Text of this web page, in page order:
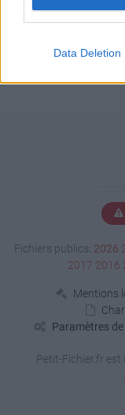
Data Deletion
Fichiers publics: 2026
2017 2016
Mentions
Paramètres
Petit-Fichier.fr